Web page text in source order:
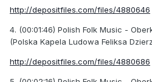
http://depositfiles.com/files/4880646
4. (00:01:46) Polish Folk Music -
(Polska Kapela Ludowa Feliksa
http://depositfiles.com/files/4880686